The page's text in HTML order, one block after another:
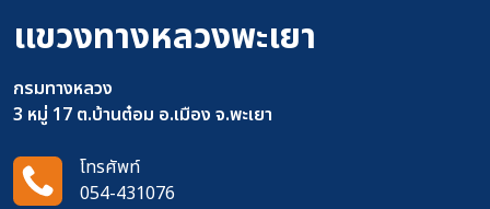
แขวงทางหลวงพะเยา
กรมทางหลวง
3 หมู่ 17 ต.บ้านต๋อม อ.เมือง จ.พะเยา
โทรศัพท์
054-431076